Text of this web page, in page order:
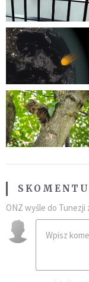
ONZ wyśle do Tunezji